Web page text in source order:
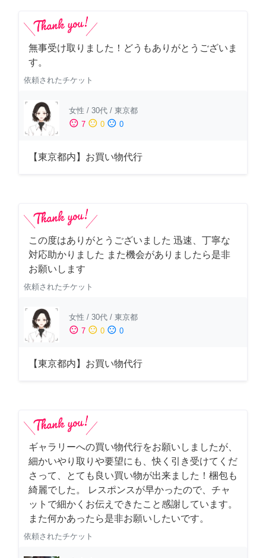
無事受け取りました！どうもありがとうございま
す。
依頼されたチケット
女性 / 30代 / 東京都
sentiment_satisfied 7 sentiment_neutral 0 sentiment_dissatisfied 0
【東京都内】お買い物代行
この度はありがとうございました 迅速、丁寧な
対応助かりました また機会がありましたら是非
お願いします
依頼されたチケット
女性 / 30代 / 東京都
sentiment_satisfied 7 sentiment_neutral 0 sentiment_dissatisfied 0
【東京都内】お買い物代行
ギャラリーへの買い物代行をお願いしましたが、
細かいやり取りや要望にも、快く引き受けてくだ
さって、とても良い買い物が出来ました！梱包も
綺麗でした。 レスポンスが早かったので、チャ
ットで細かくお伝えできたこと感謝しています。
また何かあったら是非お願いしたいです。
依頼されたチケット